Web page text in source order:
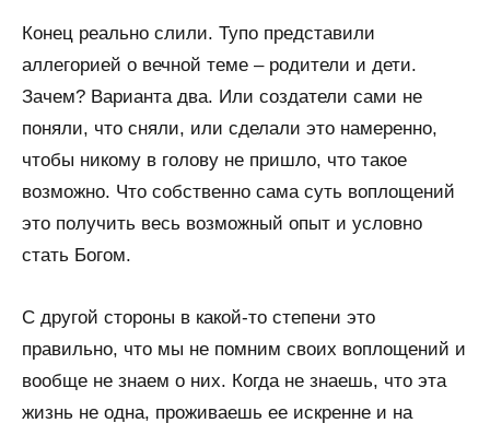
Конец реально слили. Тупо представили
аллегорией о вечной теме – родители и дети.
Зачем? Варианта два. Или создатели сами не
поняли, что сняли, или сделали это намеренно,
чтобы никому в голову не пришло, что такое
возможно. Что собственно сама суть воплощений
это получить весь возможный опыт и условно
стать Богом.
С другой стороны в какой-то степени это
правильно, что мы не помним своих воплощений и
вообще не знаем о них. Когда не знаешь, что эта
жизнь не одна, проживаешь ее искренне и на